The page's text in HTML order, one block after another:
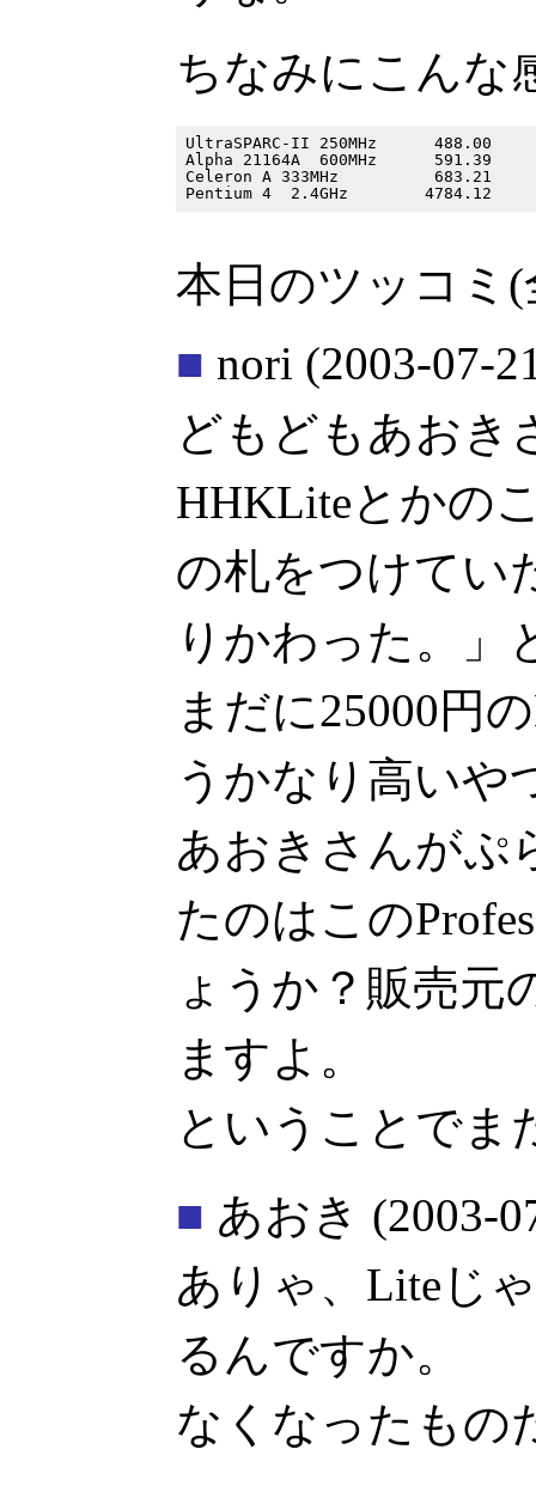
ちなみにこんな
UltraSPARC-II 250MHz      488.00
Alpha 21164A  600MHz      591.39
Celeron A 333MHz          683.21
本日のツッコミ(
■ nori (2003-07-
どもどもあおき
HHKLiteとかの
の札をつけてい
りかわった。」
まだに25000円
うかなり高いや
あおきさんがぷ
たのはこの
ょうか？販売元
ますよ。
ということでま
■ あおき (2003-
ありゃ、Liteじ
るんですか。
なくなったも